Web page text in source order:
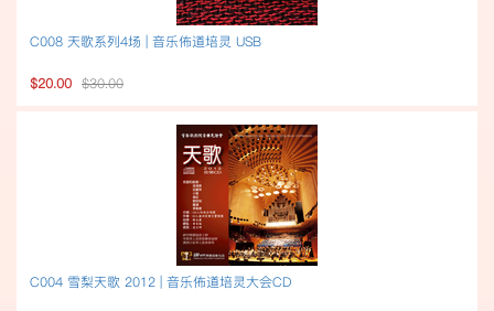
C008 天歌系列4场 | 音乐佈道培灵 USB
$20.00 $30.00
C004 雪梨天歌 2012 | 音乐佈道培灵大会CD